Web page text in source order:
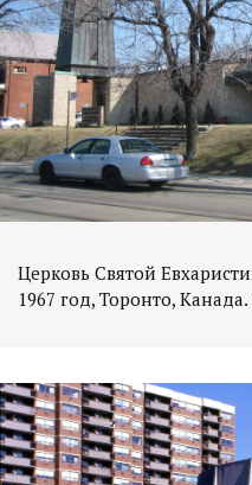
Церковь Святой
1967 год, Торонто,